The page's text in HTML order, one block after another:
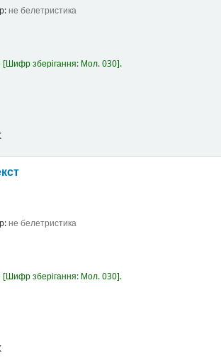
не белетристика
Шифр зберігання: Мол. 030 .
не белетристика
Шифр зберігання: Мол. 030 .